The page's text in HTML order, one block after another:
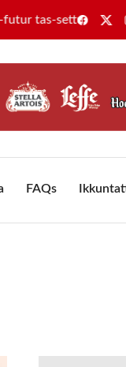
tas-saħħa
FAQs